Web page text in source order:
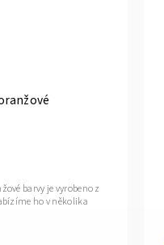
barvy je vyrobeno z
ho v několika